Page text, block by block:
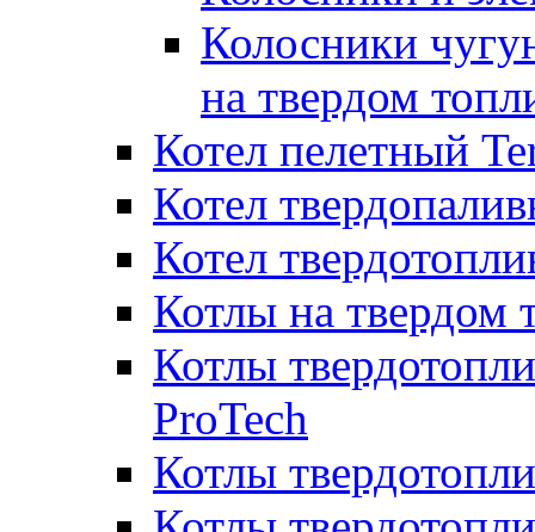
Колосники
на твердом
Котел пелетный
Котел
Котел
Котлы на твердом
Котлы
ProTech
Котлы